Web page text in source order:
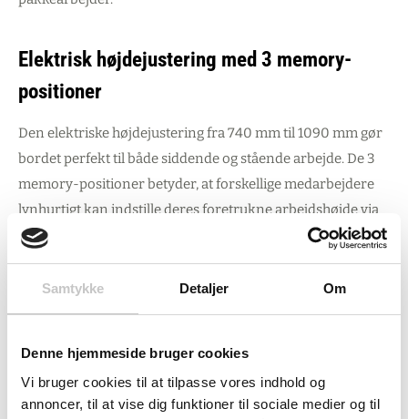
Samtykke Detaljer Om
Denne hjemmeside bruger cookies
Vi bruger cookies til at tilpasse vores indhold og
annoncer, til at vise dig funktioner til sociale medier og til
Elektrisk højdejustering med 3 memory-
positioner
Den elektriske højdejustering fra 740 mm til 1090 mm gør
bordet perfekt til både siddende og stående arbejde. De 3
memory-positioner betyder, at forskellige medarbejdere
lynhurtigt kan indstille deres foretrukne arbejdshøjde via
det intuitive betjeningspanel med piletaster. Dette er
særligt værdifuldt i produktionsvirksomheder, værksteder
og pakkecentre, hvor flere personer deler
arbejdsstationen gennem dagen.
Robust konstruktion til industrielle miljøer
Den 50 mm tykke bordplade i bøgeparket kombineret med